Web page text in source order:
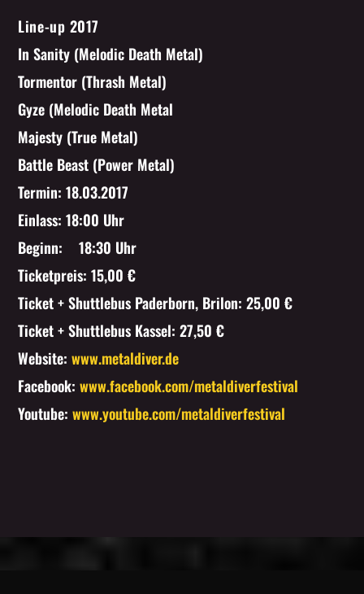
Line-up 2017
In Sanity (Melodic Death Metal)
Tormentor (Thrash Metal)
Gyze (Melodic Death Metal
Majesty (True Metal)
Battle Beast (Power Metal)
Termin: 18.03.2017
Einlass: 18:00 Uhr
Beginn: 18:30 Uhr
Ticketpreis: 15,00 €
Ticket + Shuttlebus Paderborn, Brilon: 25,00 €
Ticket + Shuttlebus Kassel: 27,50 €
Website:www.metaldiver.de
Facebook:www.facebook.com/metaldiverfestival
Youtube:www.youtube.com/metaldiverfestival